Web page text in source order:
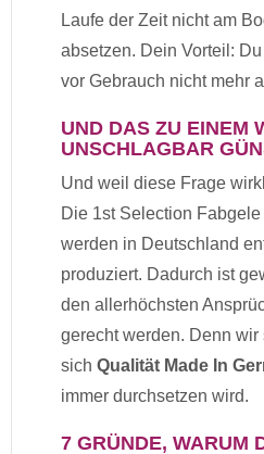
Laufe der Zeit nicht am
absetzen. Dein Vorteil:
vor Gebrauch nicht mehr
UND DAS ZU EINEM
UNSCHLAGBAR
Und weil diese Frage
Die 1st Selection
werden in Deutschland
produziert. Dadurch ist
den allerhöchsten
gerecht werden. Denn
sich Qualität Made In
immer durchsetzen wird.
7 GRÜNDE, WARUM